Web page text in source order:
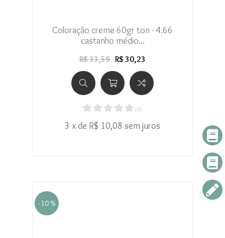
Coloração creme 60gr ton - 4.66
castanho médio...
R$ 33,59 R$ 30,23
(0)
3 x de R$ 10,08 sem juros
- 10 %